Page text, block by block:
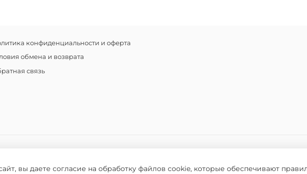
конфиденциальности и оферта
обмена и возврата
связь
вы даете согласие на обработку файлов cookie, которые обеспечивают